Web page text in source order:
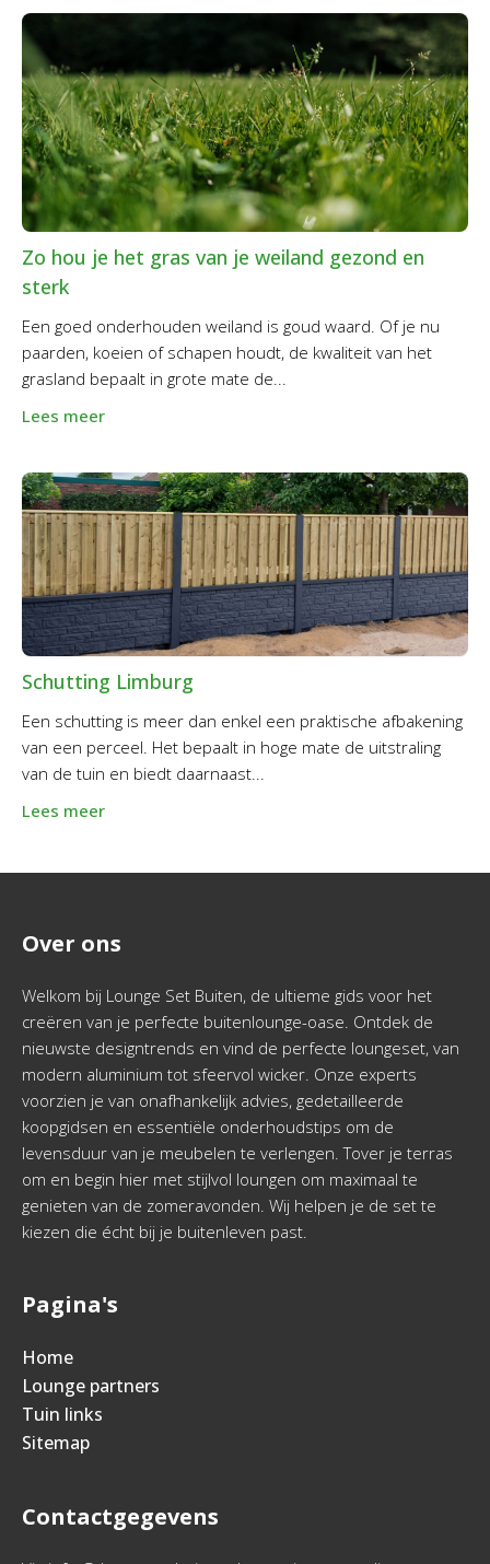
Zo hou je het gras van je weiland gezond en
sterk
Een goed onderhouden weiland is goud waard. Of je nu
paarden, koeien of schapen houdt, de kwaliteit van het
grasland bepaalt in grote mate de...
Lees meer
Schutting Limburg
Een schutting is meer dan enkel een praktische afbakening
van een perceel. Het bepaalt in hoge mate de uitstraling
van de tuin en biedt daarnaast...
Lees meer
Over ons
Welkom bij Lounge Set Buiten, de ultieme gids voor het
creëren van je perfecte buitenlounge-oase. Ontdek de
nieuwste designtrends en vind de perfecte loungeset, van
modern aluminium tot sfeervol wicker. Onze experts
voorzien je van onafhankelijk advies, gedetailleerde
koopgidsen en essentiële onderhoudstips om de
levensduur van je meubelen te verlengen. Tover je terras
om en begin hier met stijlvol loungen om maximaal te
genieten van de zomeravonden. Wij helpen je de set te
kiezen die écht bij je buitenleven past.
Pagina's
Home
Lounge partners
Tuin links
Sitemap
Contactgegevens